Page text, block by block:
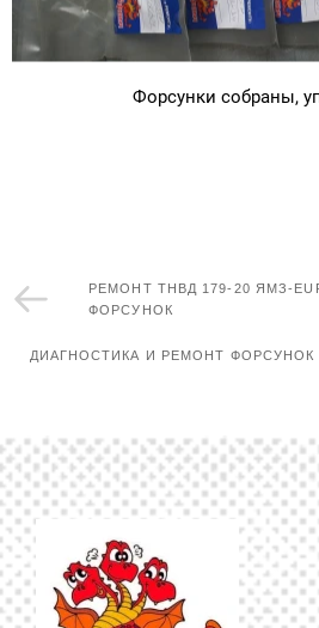
Форсунки собраны,
РЕМОНТ ТНВД 179-20 ЯМЗ-
ФОРСУНОК
ДИАГНОСТИКА И РЕМОНТ ФОРСУНОК